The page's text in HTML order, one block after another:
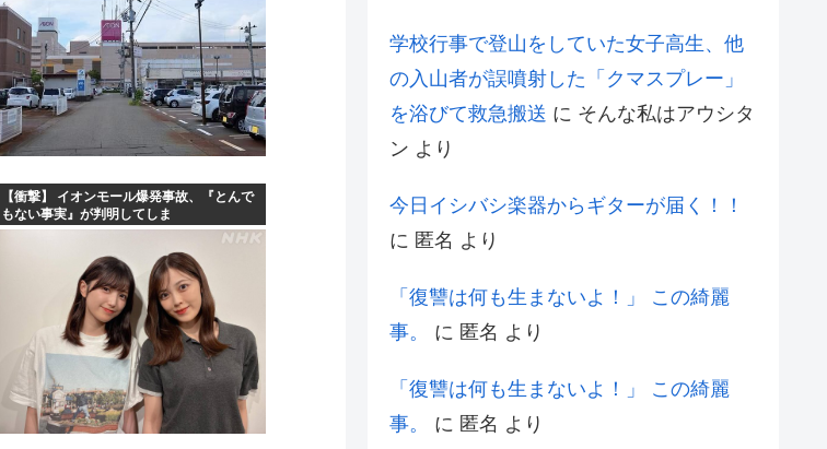
【衝撃】 イオンモール爆発事故、『とんで
もない事実』が判明してしま
う・・・・・・
学校行事で登山をしていた女子高生、他
の入山者が誤噴射した「クマスプレー」
を浴びて救急搬送 に そんな私はアウシタ
ン より
今日イシバシ楽器からギターが届く！！
に 匿名 より
「復讐は何も生まないよ！」 この綺麗
事。
に 匿名 より
「復讐は何も生まないよ！」 この綺麗
事。
に 匿名 より